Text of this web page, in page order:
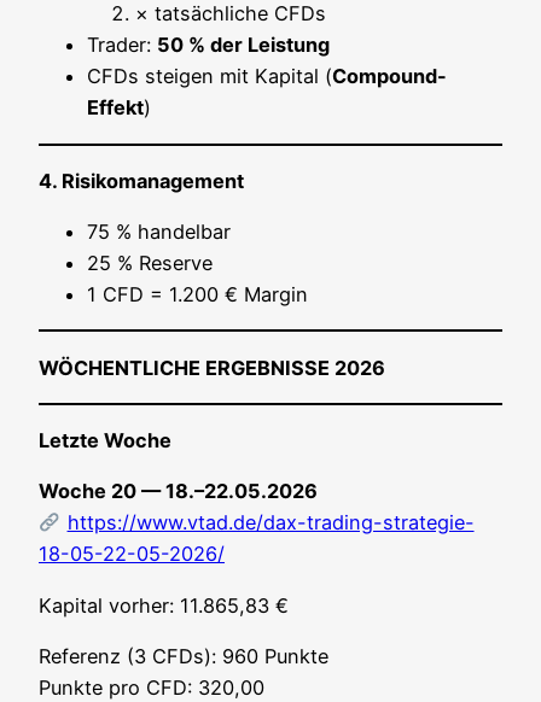
× tat­säch­li­che CFDs
Trader: 50 % der Leistung
CFDs stei­gen mit Kapi­tal (Com­pound-
Effekt)
4. Risi­ko­ma­nage­ment
75 % handelbar
25 % Reserve
1 CFD = 1.200 € Margin
WÖCHENTLICHE ERGEBNISSE 2026
Letz­te Woche
Woche 20 — 18.–22.05.2026
https://www.vtad.de/dax-trading-strategie-
18-05-22-05-2026/
Kapi­tal vor­her: 11.865,83 €
Refe­renz (3 CFDs): 960 Punk­te
Punk­te pro CFD: 320,00